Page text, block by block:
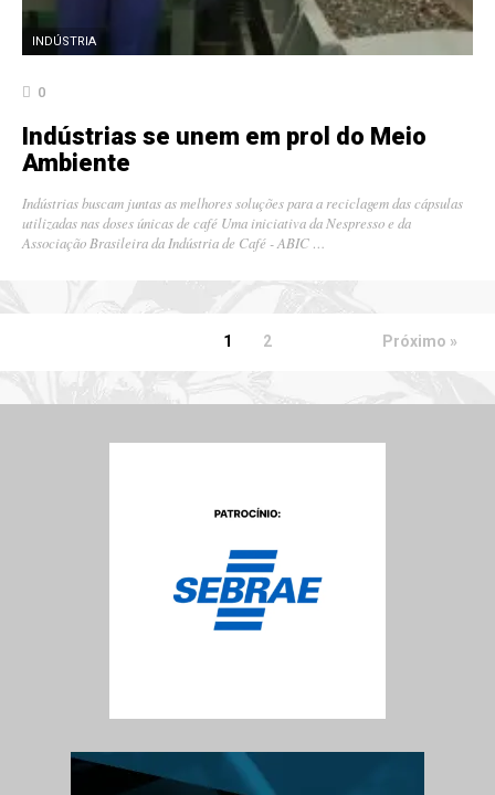
INDÚSTRIA
0
Indústrias se unem em prol do Meio
Ambiente
Indústrias buscam juntas as melhores soluções para a reciclagem das cápsulas
utilizadas nas doses únicas de café Uma iniciativa da Nespresso e da
Associação Brasileira da Indústria de Café - ABIC …
1 2 Próximo »